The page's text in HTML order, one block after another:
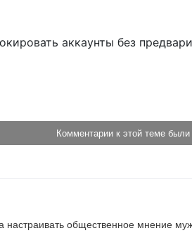
аккаунты без
Комментарии к этой теме
общественное мнение